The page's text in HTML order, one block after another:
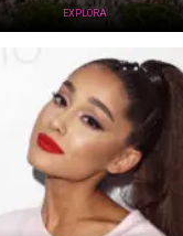
EXPLORA